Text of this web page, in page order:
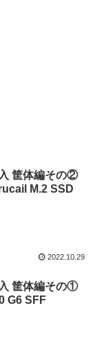
筐体編その②
M.2 SSD
2022.10.29
筐体編その①
G6 SFF